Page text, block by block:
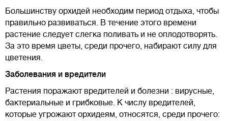
Большинству орхидей необходим период отдыха, чтобы
правильно развиваться. В течение этого времени
растение следует слегка поливать и не оплодотворять.
За это время цветы, среди прочего, набирают силу для
цветения.
Заболевания и вредители
Растения поражают вредителей и болезни : вирусные,
бактериальные и грибковые. К числу вредителей,
которые угрожают орхидеям, относятся, среди прочего: